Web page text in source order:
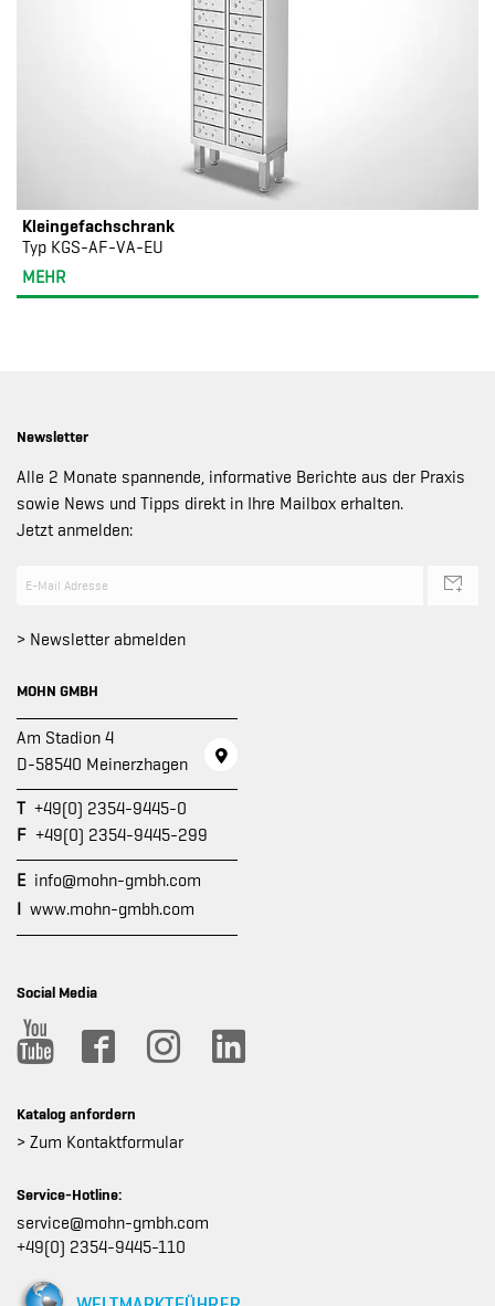
Kleingefachschrank
Typ KGS-AF-VA-EU
MEHR
Newsletter
Alle 2 Monate spannende, informative Berichte aus der Praxis
sowie News und Tipps direkt in Ihre Mailbox erhalten.
Jetzt anmelden:
> Newsletter abmelden
MOHN GMBH
Am Stadion 4
D-58540 Meinerzhagen
T +49(0) 2354-9445-0
F +49(0) 2354-9445-299
E info@mohn-gmbh.com
I www.mohn-gmbh.com
Social Media
Katalog anfordern
> Zum Kontaktformular
Service-Hotline:
service@mohn-gmbh.com
+49(0) 2354-9445-110